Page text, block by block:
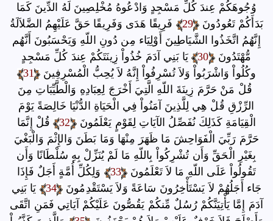
وُجُوهَكُمْ عِندَ كُلِّ مَسْجِدٍ وَادْعُوهُ مُخْلِصِينَ لَهُ الدِّينَ كَمَا
بَدَأَكُمْ تَعُودُونَ
29
فَرِيقًا هَدَى وَفَرِيقًا حَقَّ عَلَيْهِمُ الضَّلاَلَةُ
إِنَّهُمُ اتَّخَذُوا الشَّيَاطِينَ أَوْلِيَاء مِن دُونِ اللّهِ وَيَحْسَبُونَ أَنَّهُم
مُّهْتَدُونَ 30 يَا بَنِي آدَمَ خُذُواْ زِينَتَكُمْ عِندَ كُلِّ مَسْجِدٍ
وكُلُواْ وَاشْرَبُواْ وَلاَ تُسْرِفُواْ إِنَّهُ لاَ يُحِبُّ الْمُسْرِفِينَ
31
قُلْ مَنْ حَرَّمَ زِينَةَ اللّهِ الَّتِيَ أَخْرَجَ لِعِبَادِهِ وَالْطَّيِّبَاتِ مِنَ
الرِّزْقِ قُلْ هِي لِلَّذِينَ آمَنُواْ فِي الْحَيَاةِ الدُّنْيَا خَالِصَةً يَوْمَ
الْقِيَامَةِ كَذَلِكَ نُفَصِّلُ الآيَاتِ لِقَوْمٍ يَعْلَمُونَ 32 قُلْ إِنَّمَا
حَرَّمَ رَبِّيَ الْفَوَاحِشَ مَا ظَهَرَ مِنْهَا وَمَا بَطَنَ وَالإِثْمَ وَالْبَغْيَ
بِغَيْرِ الْحَقِّ وَأَن تُشْرِكُواْ بِاللّهِ مَا لَمْ يُنَزِّلْ بِهِ سُلْطَانًا وَأَن
تَقُولُواْ عَلَى اللّهِ مَا لاَ تَعْلَمُونَ 33
وَلِكُلِّ أُمَّةٍ أَجَلٌ فَإِذَا
جَاء أَجَلُهُمْ لاَ يَسْتَأْخِرُونَ سَاعَةً وَلاَ يَسْتَقْدِمُونَ 34
يَا بَنِي
آدَمَ إِمَّا يَأْتِيَنَّكُمْ رُسُلٌ مِّنكُمْ يَقُصُّونَ عَلَيْكُمْ آيَاتِي فَمَنِ اتَّقَى